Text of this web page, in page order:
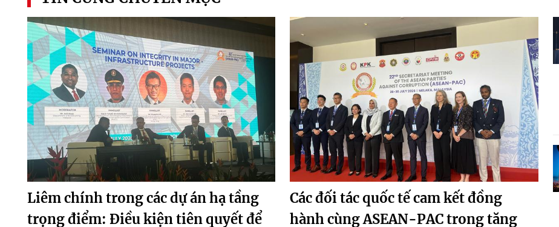
Liêm chính trong các dự án hạ tầng
trọng điểm: Điều kiện tiên quyết để
Các đối tác quốc tế cam kết đồng
hành cùng ASEAN-PAC trong tăng